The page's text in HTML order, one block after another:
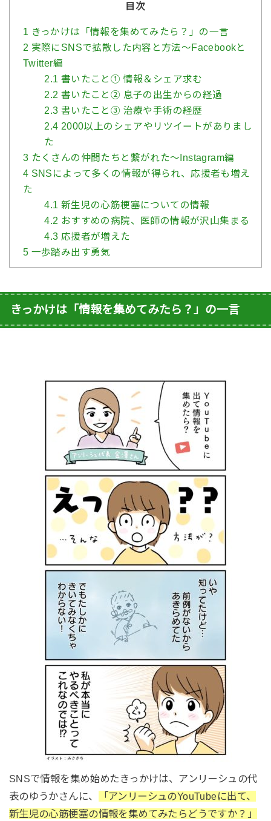
目次
1 きっかけは「情報を集めてみたら？」の一言
2 実際にSNSで拡散した内容と方法〜Facebookと
Twitter編
2.1 書いたこと① 情報＆シェア求む
2.2 書いたこと② 息子の出生からの経過
2.3 書いたこと③ 治療や手術の経歴
2.4 2000以上のシェアやリツイートがありまし
た
3 たくさんの仲間たちと繋がれた〜Instagram編
4 SNSによって多くの情報が得られ、応援者も増え
た
4.1 新生児の心筋梗塞についての情報
4.2 おすすめの病院、医師の情報が沢山集まる
4.3 応援者が増えた
5 一歩踏み出す勇気
きっかけは「情報を集めてみたら？」の一言
SNSで情報を集め始めたきっかけは、アンリーシュの代
表のゆうかさんに、
「アンリーシュのYouTubeに出て、
新生児の心筋梗塞の情報を集めてみたらどうですか？」